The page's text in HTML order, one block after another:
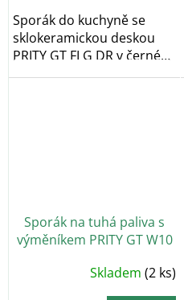
Sporák do kuchyně se
sklokeramickou deskou
PRITY GT FI G DR v černé
barvě s výkonem 15...
Sporák na tuhá paliva s
výměníkem PRITY GT W10
Skladem(2 ks)